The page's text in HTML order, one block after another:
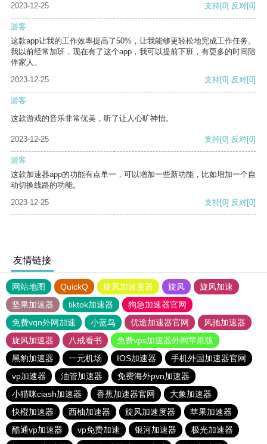
2023-12-25 支持[0] 反对[0]
游客
这款app让我的工作效率提高了50%，让我能够更轻松地完成工作任务。
我以前经常加班，现在有了这个app，我可以提前下班，有更多的时间陪
伴家人。
2023-12-25
支持[0] 反对[0]
游客
这款游戏的音乐非常优美，听了让人心旷神怡。
2023-12-25 支持[0] 反对[0]
游客
这款加速器app的功能有点单一，可以增加一些新功能，比如增加一个自
动切换线路的功能。
2023-12-25
支持[0] 反对[0]
友情链接
网站地图 QuickQ 旋风加速度器 旋风
旋风加速
坚果加速器
tiktok加速器
狗急加速器官网
免费vqn外网加速
小蓝鸟 优途加速器官网
风驰加速器
旋风加速器
八戒看书
免费vps加速器外网苹果版
黑豹加速器
一元机场 IOS加速器
手机外国加速器官网
vp加速器
油管加速器
免费海外pvn加速器
小猫咪ciash加速器
香蕉加速器官网
大象加速器
快橙加速器
西柚加速器 旋风加速度器
苹果加速器
酷通vp加速器
vp免费加速 银河加速器
极光加速器